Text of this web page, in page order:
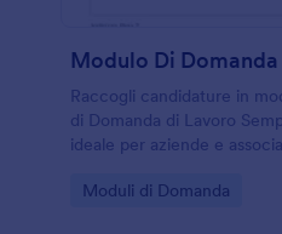
Raccogli candidature in
di Domanda di Lavoro
ideale per aziende e
pochi passaggi.
Go to Category:
Moduli di Domanda